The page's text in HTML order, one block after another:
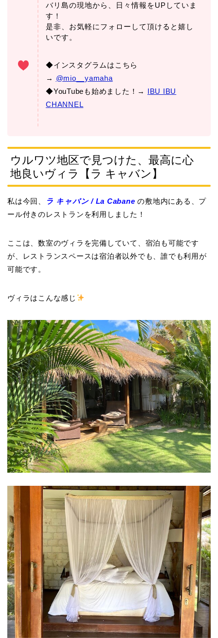
バリ島の現地から、日々情報をUPしていま
す！
是非、お気軽にフォローして頂けると嬉し
いです。
◆インスタグラムはこちら
→ @mio__yamaha
◆YouTubeも始めました！→ IBU IBU
CHANNEL
ウルワツ地区で見つけた、最高に心
地良いヴィラ【ラ キャバン】
私は今回、 ラ キャバン / La Cabane の敷地内にある、プ
ール付きのレストランを利用しました！
ここは、数室のヴィラを完備していて、宿泊も可能です
が、レストランスペースは宿泊者以外でも、誰でも利用が
可能です。
ヴィラはこんな感じ